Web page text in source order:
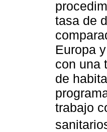
tasa de
Europa
con una
de
trabajo